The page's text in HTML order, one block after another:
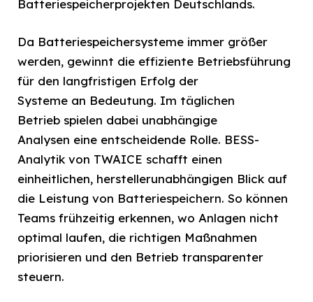
Batteriespeicherprojekten Deutschlands.
Da Batteriespeichersysteme immer größer
werden, gewinnt die effiziente Betriebsführung
für den langfristigen Erfolg der
Systeme an Bedeutung. Im täglichen
Betrieb spielen dabei unabhängige
Analysen eine entscheidende Rolle. BESS-
Analytik von TWAICE schafft einen
einheitlichen, herstellerunabhängigen Blick auf
die Leistung von Batteriespeichern. So können
Teams frühzeitig erkennen, wo Anlagen nicht
optimal laufen, die richtigen Maßnahmen
priorisieren und den Betrieb transparenter
steuern.